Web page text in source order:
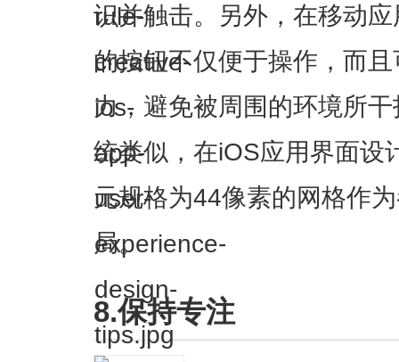
识并触击。另外，在移动
的按钮不仅便于操作，而
力，避免被周围的环境所
统类似，在iOS应用界面设
元规格为44像素的网格作
局。
8.保持专注